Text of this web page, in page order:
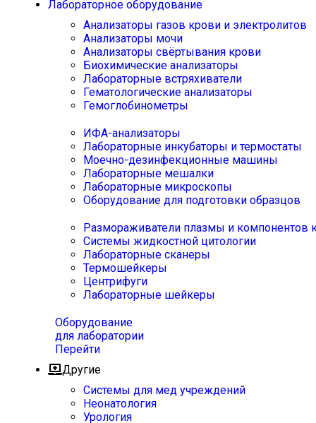
Лабораторное оборудование
Анализаторы газов крови и электролитов
Анализаторы мочи
Анализаторы свёртывания крови
Биохимические анализаторы
Лабораторные встряхиватели
Гематологические анализаторы
Гемоглобинометры
ИФА-анализаторы
Лабораторные инкубаторы и термостаты
Моечно-дезинфекционные машины
Лабораторные мешалки
Лабораторные микроскопы
Оборудование для подготовки образцов
Размораживатели плазмы и компонентов
Системы жидкостной цитологии
Лабораторные сканеры
Термошейкеры
Центрифуги
Лабораторные шейкеры
Оборудование
для лаборатории
Перейти
Другие
Системы для мед учреждений
Неонатология
Урология